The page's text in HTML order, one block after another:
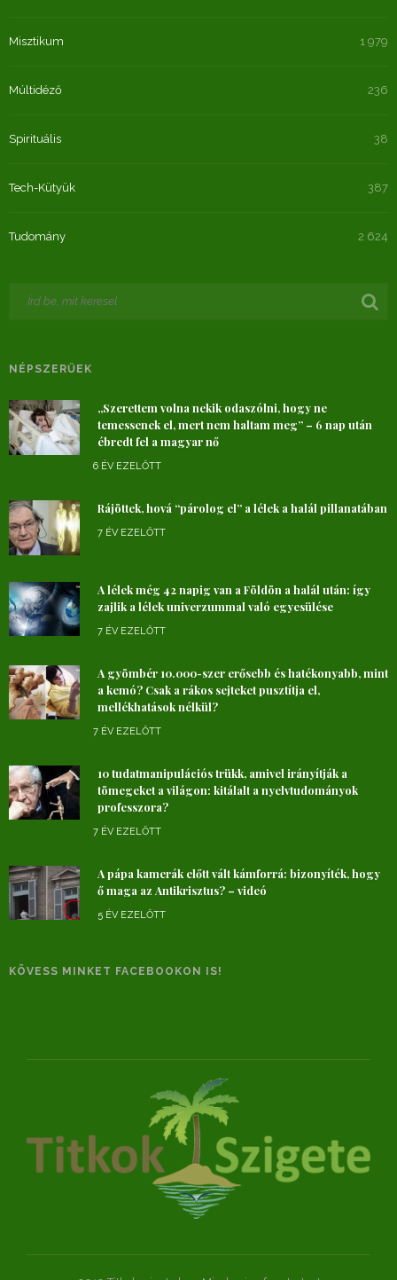
Misztikum 1 979
Múltidéző 236
Spirituális 38
Tech-Kütyük 387
Tudomány 2 624
NÉPSZERŰEK
„Szerettem volna nekik odaszólni, hogy ne
temessenek el, mert nem haltam meg” – 6 nap után
ébredt fel a magyar nő
6 ÉV EZELŐTT
Rájöttek, hová “párolog el” a lélek a halál pillanatában
7 ÉV EZELŐTT
A lélek még 42 napig van a Földön a halál után: így
zajlik a lélek univerzummal való egyesülése
7 ÉV EZELŐTT
A gyömbér 10.000-szer erősebb és hatékonyabb, mint
a kemó? Csak a rákos sejteket pusztítja el,
mellékhatások nélkül?
7 ÉV EZELŐTT
10 tudatmanipulációs trükk, amivel irányítják a
tömegeket a világon: kitálalt a nyelvtudományok
professzora?
7 ÉV EZELŐTT
A pápa kamerák előtt vált kámforrá: bizonyíték, hogy
ő maga az Antikrisztus? – videó
5 ÉV EZELŐTT
KÖVESS MINKET FACEBOOKON IS!